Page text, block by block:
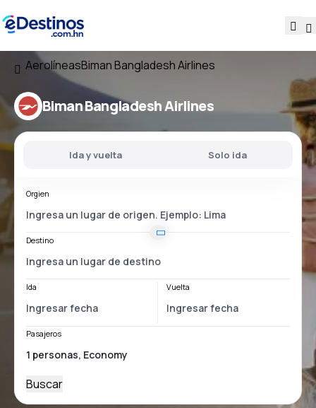
AerolíneasBiman Bangladesh Airlines
Biman Bangladesh Airlines
Ida y vuelta Solo ida
Orgien
Destino
Ida Vuelta
Pasajeros
Buscar